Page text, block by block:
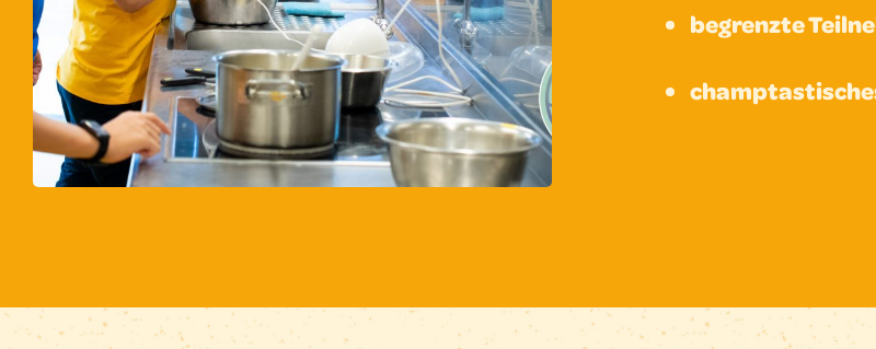
begrenzte